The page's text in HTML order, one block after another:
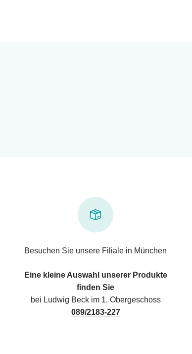
Besuchen Sie unsere Filiale in München
Eine kleine Auswahl unserer Produkte
finden Sie
bei Ludwig Beck im 1. Obergeschoss
089/2183-227